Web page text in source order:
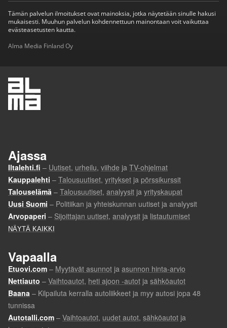
Tämän palvelun ilmoitukset ovat mainoksia, jotka näytetään sinulle hakusi
mukaisesti. Muuhun palvelun kohdennettuun mainontaan voit vaikuttaa
evästeasetusten kautta.
Alma Media Finland Oy